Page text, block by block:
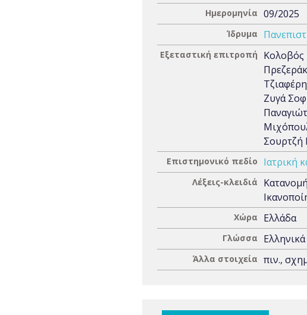
Ημερομηνία 09/2025
Ίδρυμα
Εξεταστική επιτροπή
Κολοβός
Ζυγά
Σουρτζή
Επιστημονικό πεδίο Ιατρική
Λέξεις-κλειδιά
Χώρα Ελλάδα
Γλώσσα Ελληνικά
Άλλα στοιχεία πιν.,